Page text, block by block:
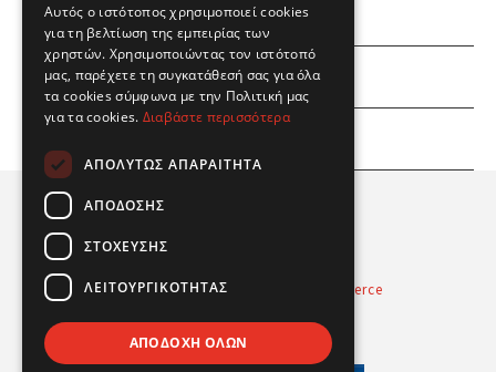
ΕΜΕΙΣ
ΕΣΕΙΣ
Powered byRadicode
nopCommerce
Αυτός ο ιστότοπος χρησιμοποιεί cookies
για τη βελτίωση της εμπειρίας των
χρηστών. Χρησιμοποιώντας τον ιστότοπό
μας, παρέχετε τη συγκατάθεσή σας για όλα
τα cookies σύμφωνα με την Πολιτική μας
για τα cookies. Διαβάστε περισσότερα
ΑΠΟΛΎΤΩΣ ΑΠΑΡΑΊΤΗΤΑ
ΑΠΌΔΟΣΗΣ
ΣΤΌΧΕΥΣΗΣ
ΛΕΙΤΟΥΡΓΙΚΌΤΗΤΑΣ
ΑΠΟΔΟΧΉ ΌΛΩΝ